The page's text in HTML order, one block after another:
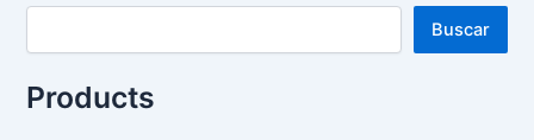
Buscar
Products